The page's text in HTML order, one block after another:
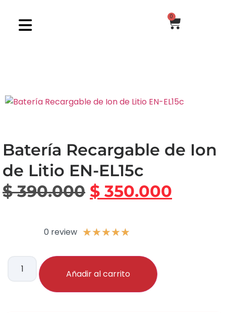
0
Batería Recargable de Ion
de Litio EN-EL15c
$390.000 $ 350.000
0 review ★★★★★
Añadir al carrito